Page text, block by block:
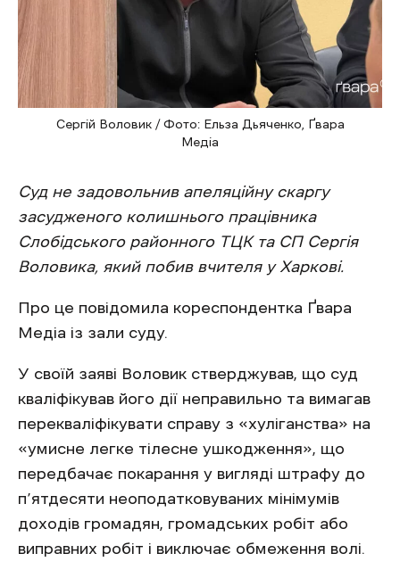
Сергій Воловик / Фото: Ельза Дьяченко, Ґвара
Медіа
Суд не задовольнив апеляційну скаргу
засудженого колишнього працівника
Слобідського районного ТЦК та СП Сергія
Воловика, який побив вчителя у Харкові.
Про це повідомила кореспондентка Ґвара
Медіа із зали суду.
У своїй заяві Воловик стверджував, що суд
кваліфікував його дії неправильно та вимагав
перекваліфікувати справу з «хуліганства» на
«умисне легке тілесне ушкодження», що
передбачає покарання у вигляді штрафу до
п’ятдесяти неоподатковуваних мінімумів
доходів громадян, громадських робіт або
виправних робіт і виключає обмеження волі.